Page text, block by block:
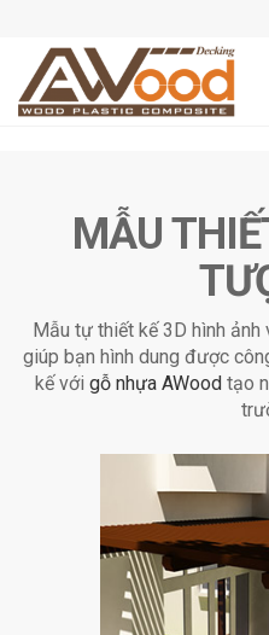
MẪU
Mẫu tự thiết kế 3D hình
giúp bạn hình dung được
kế với gỗ nhựa AWood tạo